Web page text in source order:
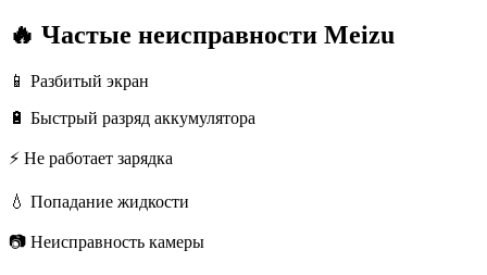
🔥 Частые неисправности Meizu
📱 Разбитый экран
🔋 Быстрый разряд аккумулятора
⚡ Не работает зарядка
💧 Попадание жидкости
📷 Неисправность камеры